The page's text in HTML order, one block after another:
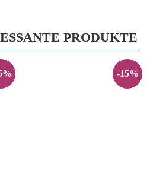
PRODUKTE
-15%